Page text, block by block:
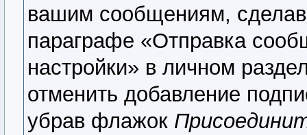
вашим сообщениям,
параграфе «Отправка
настройки» в личном
отменить добавление
убрав флажок